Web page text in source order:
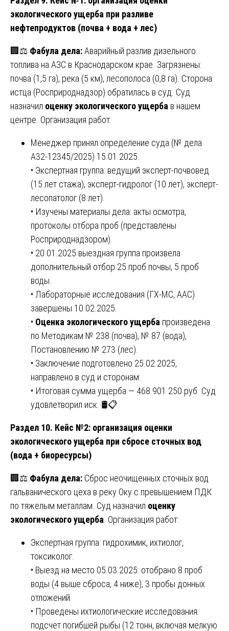
экологического ущерба при разливе
нефтепродуктов (почва + вода + лес)
🏢⚖️ Фабула дела:Аварийный разлив дизельного
топлива на АЗС в Краснодарском крае. Загрязнены:
почва (1,5 га), река (5 км), лесополоса (0,8 га). Сторона
истца (Росприроднадзор) обратилась в суд. Суд
назначил оценку экологического ущерба в нашем
центре. Организация работ:
Менеджер принял определение суда (№ дела
А32-12345/2025) 15.01.2025.
• Экспертная группа: ведущий эксперт-почвовед
(15 лет стажа), эксперт-гидролог (10 лет), эксперт-
лесопатолог (8 лет).
• Изучены материалы дела: акты осмотра,
протоколы отбора проб (представлены
Росприроднадзором).
• 20.01.2025 выездная группа произвела
дополнительный отбор 25 проб почвы, 5 проб
воды.
• Лабораторные исследования (ГХ-МС, ААС)
завершены 10.02.2025.
• Оценка экологического ущерба произведена
по Методикам № 238 (почва), № 87 (вода),
Постановлению № 273 (лес).
• Заключение подготовлено 25.02.2025,
направлено в суд и сторонам.
• Итоговая сумма ущерба — 468 901 250 руб. Суд
удовлетворил иск. 🛢️📋
Раздел 10. Кейс №2: организация оценки
экологического ущерба при сбросе сточных вод
(вода + биоресурсы)
🏢⚖️ Фабула дела: Сброс неочищенных сточных вод
гальванического цеха в реку Оку с превышением ПДК
по тяжелым металлам. Суд назначил оценку
экологического ущерба . Организация работ:
Экспертная группа: гидрохимик, ихтиолог,
токсиколог.
• Выезд на место 05.03.2025: отобрано 8 проб
воды (4 выше сброса, 4 ниже), 3 пробы донных
отложений.
• Проведены ихтиологические исследования:
подсчет погибшей рыбы (12 тонн, включая мелкую